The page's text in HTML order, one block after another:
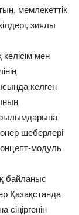
мемлекеттік
зиялы
мен
келген
шеберлері
модуль
байланыс
Қазақстанда
сіңіргенін